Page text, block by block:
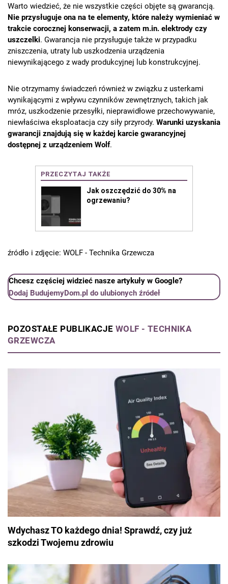
Warto wiedzieć, że nie wszystkie części objęte są gwarancją.
Nie przysługuje ona na te elementy, które należy wymieniać w
trakcie corocznej konserwacji, a zatem m.in. elektrody czy
uszczelki. Gwarancja nie przysługuje także w przypadku
zniszczenia, utraty lub uszkodzenia urządzenia
niewynikającego z wady produkcyjnej lub konstrukcyjnej.
Nie otrzymamy świadczeń również w związku z usterkami
wynikającymi z wpływu czynników zewnętrznych, takich jak
mróz, uszkodzenie przesyłki, nieprawidłowe przechowywanie,
niewłaściwa eksploatacja czy siły przyrody. Warunki uzyskania
gwarancji znajdują się w każdej karcie gwarancyjnej
dostępnej z urządzeniem Wolf.
źródło i zdjęcie: WOLF - Technika Grzewcza
Chcesz częściej widzieć nasze artykuły w Google?
Dodaj BudujemyDom.pl do ulubionych źródeł
POZOSTAŁE PUBLIKACJE WOLF - TECHNIKA
GRZEWCZA
Wdychasz TO każdego dnia! Sprawdź, czy już
szkodzi Twojemu zdrowiu